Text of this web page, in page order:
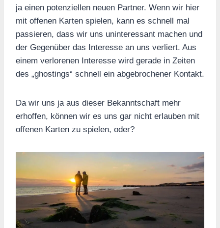
ja einen potenziellen neuen Partner. Wenn wir hier
mit offenen Karten spielen, kann es schnell mal
passieren, dass wir uns uninteressant machen und
der Gegenüber das Interesse an uns verliert. Aus
einem verlorenen Interesse wird gerade in Zeiten
des „ghostings“ schnell ein abgebrochener Kontakt.
Da wir uns ja aus dieser Bekanntschaft mehr
erhoffen, können wir es uns gar nicht erlauben mit
offenen Karten zu spielen, oder?